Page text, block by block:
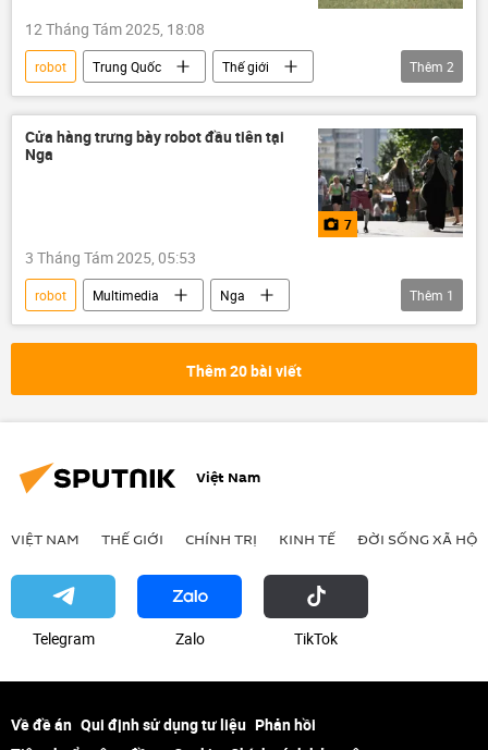
12 Tháng Tám 2025, 18:08
robot Trung Quốc
Thế giới
Khoa học
con
Thêm 2
Cửa hàng trưng bày robot đầu tiên tại
Nga
7
3 Tháng Tám 2025, 05:53
robot Multimedia
Nga
Thế giới
Ảnh
Thêm 1
Thêm 20 bài viết
Việt Nam
VIỆT NAM THẾ GIỚI CHÍNH TRỊ KINH TẾ ĐỜI SỐNG XÃ HỘI
Telegram Zalo ТikТоk
Về đề án Qui định sử dụng tư liệu Phản hồi